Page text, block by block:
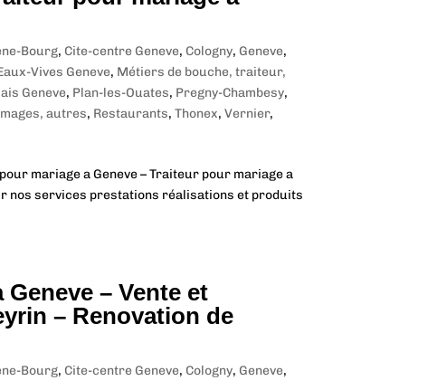
Bourg, Cite-centre Geneve, Cologny, Geneve,
Vives Geneve, Métiers de bouche, traiteur,
Geneve, Plan-les-Ouates, Pregny-Chambesy,
autres, Restaurants, Thonex, Vernier,
mariage a Geneve – Traiteur pour mariage a
nos services prestations réalisations et produits
– Vente et
– Renovation de
Bourg, Cite-centre Geneve, Cologny, Geneve,